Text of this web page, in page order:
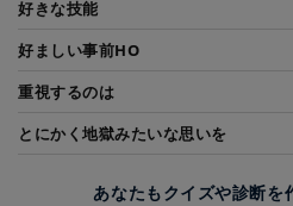
好きな技能
好ましい事前HO
重視するのは
とにかく地獄みたいな思いを
あなたもクイズや診断を